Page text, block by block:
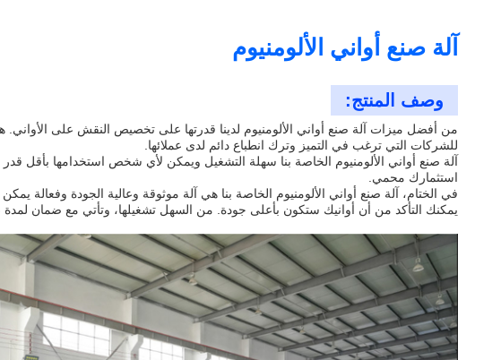
آلة صنع أواني الألومنيوم
وصف المنتج:
من أفضل ميزات آلة صنع أواني الألومنيوم لدينا قدرتها على تخصيص النقش على الأواني.
للشركات التي ترغب في التميز وترك انطباع دائم لدى عملائها.
آلة صنع أواني الألومنيوم الخاصة بنا سهلة التشغيل ويمكن لأي شخص استخدامها بأقل
استثمارك محمي.
في الختام، آلة صنع أواني الألومنيوم الخاصة بنا هي آلة موثوقة وعالية الجودة وفعالة
يمكنك التأكد من أن أوانيك ستكون بأعلى جودة. من السهل تشغيلها، وتأتي مع ضمان لمدة